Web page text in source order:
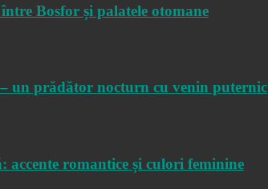
Bosfor și palatele otomane
un prădător nocturn cu venin puternic
romantice și culori feminine